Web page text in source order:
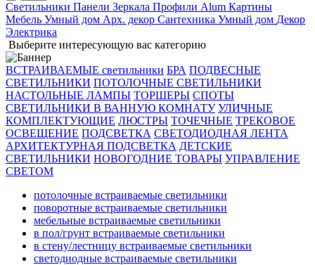
Светильники Панели Зеркала Профили Alum Картины
Мебель Умный дом Арх. декор Сантехника Умный дом Декор
Электрика
Выберите интересующую вас категорию
ВСТРАИВАЕМЫЕ светильники БРА ПОДВЕСНЫЕ
СВЕТИЛЬНИКИ ПОТОЛОЧНЫЕ СВЕТИЛЬНИКИ
НАСТОЛЬНЫЕ ЛАМПЫ ТОРШЕРЫ СПОТЫ
СВЕТИЛЬНИКИ В ВАННУЮ КОМНАТУ УЛИЧНЫЕ
КОМПЛЕКТУЮЩИЕ ЛЮСТРЫ ТОЧЕЧНЫЕ ТРЕКОВОЕ
ОСВЕЩЕНИЕ ПОДСВЕТКА СВЕТОДИОДНАЯ ЛЕНТА
АРХИТЕКТУРНАЯ ПОДСВЕТКА ДЕТСКИЕ
СВЕТИЛЬНИКИ НОВОГОДНИЕ ТОВАРЫ УПРАВЛЕНИЕ
СВЕТОМ
потолочные встраиваемые светильники
поворотные встраиваемые светильники
мебельные встраиваемые светильники
в пол/грунт встраиваемые светильники
в стену/лестницу встраиваемые светильники
светодиодные встраиваемые светильники